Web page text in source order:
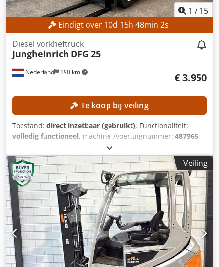
banden Werkverlichting Documentatie CE-markering 1 / 15
Eindigt over10d 15h 47min 59s
Nederland 190 km
Diesel vorkheftruck
Jungheinrich DFG 25
€ 3.950
Te koop bij veiling
Toestand: direct inzetbaar (gebruikt), Functionaliteit:
volledig functioneel, machine-/voertuignummer: 487965,
, bedrijfsturen:
2.500 kg, hefhoogte:4.800 mm, brandstoftype:diesel,
masttype:duplex, vorklengte:1.190 mm
, TECHNISCHE
GEGEVENS Heelhoogte: 4.800 mm Hefcapaciteit: 2.500 kg
Lengte vorken: 1.190 mm Maximale vorkbreedte: 1.060 mm
Minimale vorkbreedte: 250 mm MACHINEGEGEVENS Type
mast: Duplex Dcjdpszrmrhefx Ai Ujk Type brandstof: Diesel
Aantal bedrijfsuren: 7.430 uur Afmetingen en gewicht
Afmetingen (l x b x h): 2.700 x 1.180 x 3.150 mm
Leeggewicht: 3.853 kg UITRUSTING Zijdelingse verschuiving
Werkverlichting Halfopen cabine Documentatie CE-
markering
Veiling